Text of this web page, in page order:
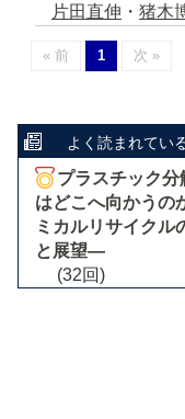
片田直伸 ・ 猪木
« 前 1 次 »
よく読まれてい
プラスチック分
はどこへ向かう
ミカルリサイクル
と展望―
(32回)